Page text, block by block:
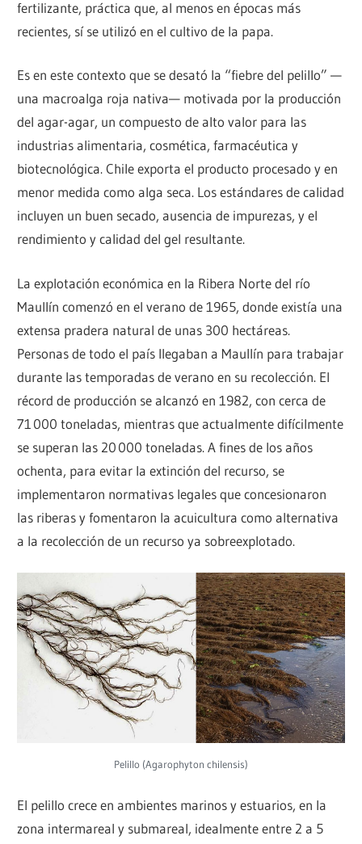
fertilizante, práctica que, al menos en épocas más
recientes, sí se utilizó en el cultivo de la papa.
Es en este contexto que se desató la “fiebre del pelillo” —
una macroalga roja nativa— motivada por la producción
del agar-agar, un compuesto de alto valor para las
industrias alimentaria, cosmética, farmacéutica y
biotecnológica. Chile exporta el producto procesado y en
menor medida como alga seca. Los estándares de calidad
incluyen un buen secado, ausencia de impurezas, y el
rendimiento y calidad del gel resultante.
La explotación económica en la Ribera Norte del río
Maullín comenzó en el verano de 1965, donde existía una
extensa pradera natural de unas 300 hectáreas.
Personas de todo el país llegaban a Maullín para trabajar
durante las temporadas de verano en su recolección. El
récord de producción se alcanzó en 1982, con cerca de
71 000 toneladas, mientras que actualmente difícilmente
se superan las 20 000 toneladas. A fines de los años
ochenta, para evitar la extinción del recurso, se
implementaron normativas legales que concesionaron
las riberas y fomentaron la acuicultura como alternativa
a la recolección de un recurso ya sobreexplotado.
Pelillo (Agarophyton chilensis)
El pelillo crece en ambientes marinos y estuarios, en la
zona intermareal y submareal, idealmente entre 2 a 5